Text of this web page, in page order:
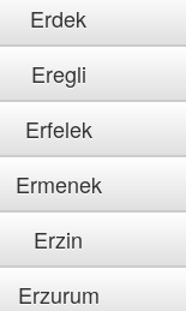
Erdek
Eregli
Erfelek
Ermenek
Erzin
Erzurum